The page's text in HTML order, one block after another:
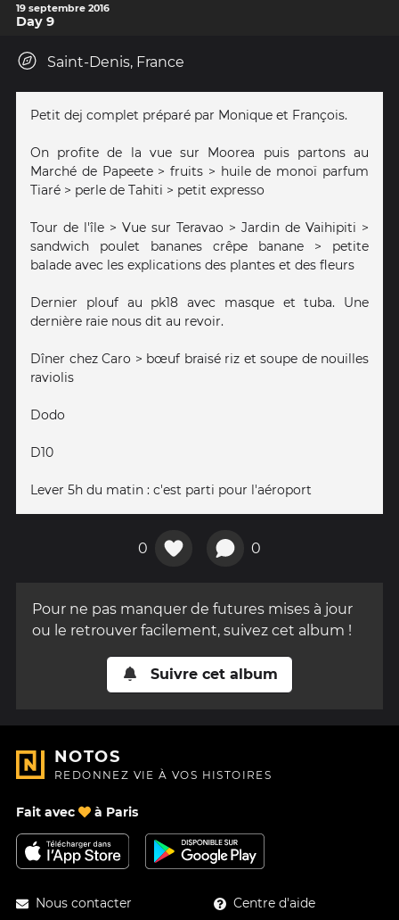
19 septembre 2016
Day 9
Saint-Denis, France
Petit dej complet préparé par Monique et François.
On profite de la vue sur Moorea puis partons au
Marché de Papeete > fruits > huile de monoï parfum
Tiaré > perle de Tahiti > petit expresso
Tour de l'île > Vue sur Teravao > Jardin de Vaihipiti >
sandwich poulet bananes crêpe banane > petite
balade avec les explications des plantes et des fleurs
Dernier plouf au pk18 avec masque et tuba. Une
dernière raie nous dit au revoir.
Dîner chez Caro > bœuf braisé riz et soupe de nouilles
raviolis
Dodo
D10
Lever 5h du matin : c'est parti pour l'aéroport
0 0
Pour ne pas manquer de futures mises à jour
ou le retrouver facilement, suivez cet album !
Suivre cet album
NOTOS
REDONNEZ VIE À VOS HISTOIRES
Fait avec à Paris
Nous contacter Centre d'aide